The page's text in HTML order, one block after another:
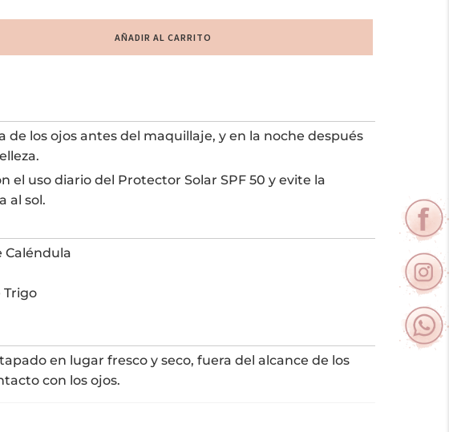
AÑADIR AL CARRITO
de los ojos antes del maquillaje, y en la noche después
el uso diario del Protector Solar SPF 50 y evite la
al sol.
Caléndula
Trigo
en lugar fresco y seco, fuera del alcance de los
con los ojos.